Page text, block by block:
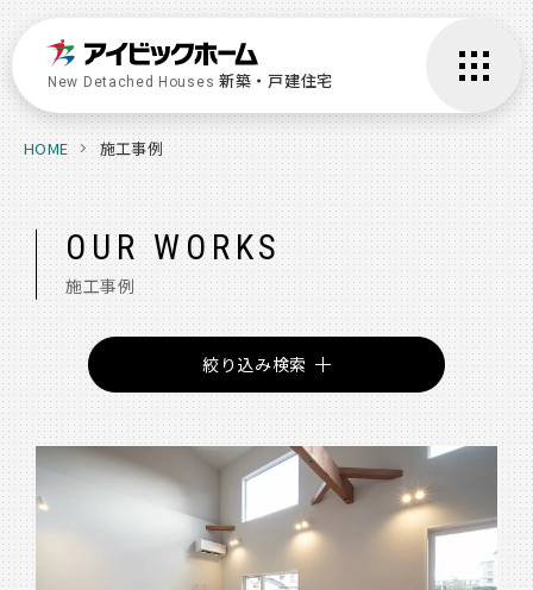
New Detached Houses 新築・戸建住宅
HOME 施工事例
OUR WORKS
施工事例
絞り込み検索